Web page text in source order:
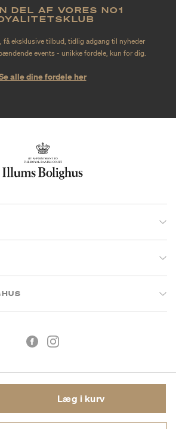
Læg i kurv
DEL AF VORES NO1
eksklusive tilbud, tidlig adgang til nyheder
events - unikke fordele, kun for dig.
alle dine fordele her